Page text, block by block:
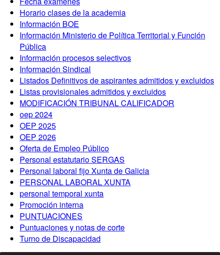
Horario clases de la academia
Información BOE
Información Ministerio de Política Territorial y Función
Pública
Información procesos selectivos
Información Sindical
Listados Definitivos de aspirantes admitidos y excluidos
Listas provisionales admitidos y excluidos
MODIFICACIÓN TRIBUNAL CALIFICADOR
oep 2024
OEP 2025
OEP 2026
Oferta de Empleo Público
Personal estatutario SERGAS
Personal laboral fijo Xunta de Galicia
PERSONAL LABORAL XUNTA
personal temporal xunta
Promoción interna
PUNTUACIONES
Puntuaciones y notas de corte
Turno de Discapacidad